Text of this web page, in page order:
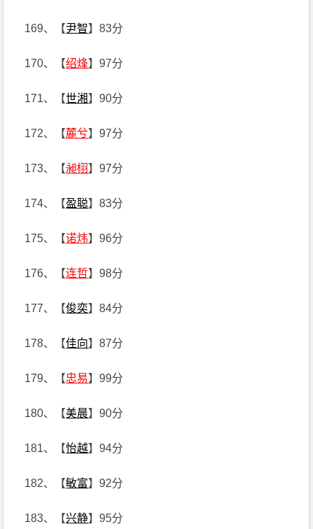
169、【尹智】83分
170、【绍烽】97分
171、【世湘】90分
172、【麓兮】97分
173、【昶栩】97分
174、【盈聪】83分
175、【诺炜】96分
176、【连哲】98分
177、【俊奕】84分
178、【佳向】87分
179、【忠易】99分
180、【美晨】90分
181、【怡越】94分
182、【敏富】92分
183、【兴静】95分